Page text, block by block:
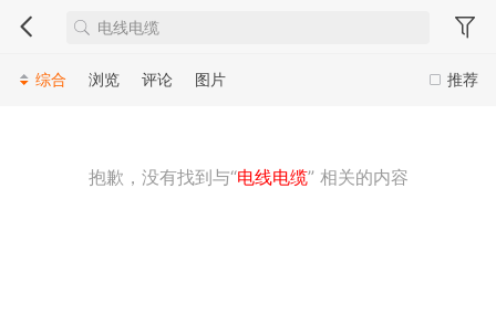
推荐
综合 浏览 评论 图片
抱歉，没有找到与“电线电缆” 相关的内容